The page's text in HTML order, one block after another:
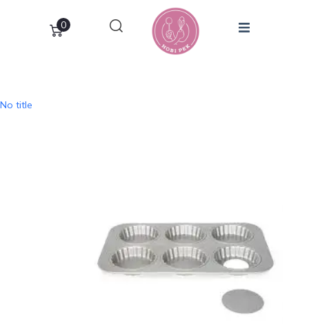
0
No title